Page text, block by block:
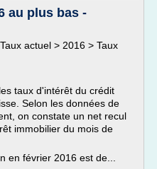
au plus bas -
actuel > 2016 > Taux
taux d'intérêt du crédit
Selon les données de
on constate un net recul
immobilier du mois de
en février 2016 est de...